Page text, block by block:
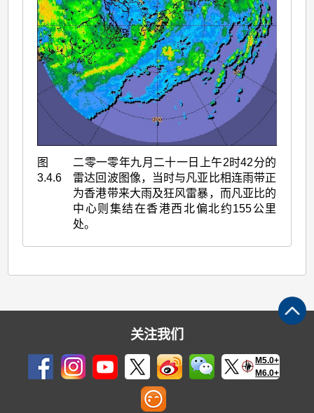
图
3.4.6
二零一零年九月二十一日上午2时42分的
雷达回波图像，当时与凡亚比相连雨带正
为香港带来大雨及狂风雷暴，而凡亚比的
中心则集结在香港西北偏北约155公里
处。
关注我们
M5.0+
M6.0+